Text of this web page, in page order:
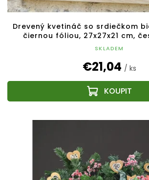
Drevený kvetináč so srdiečkom
čiernou fóliou, 27x27x21 cm,
SKLADEM
€21,04 / ks